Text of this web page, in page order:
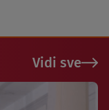
Vidi sve